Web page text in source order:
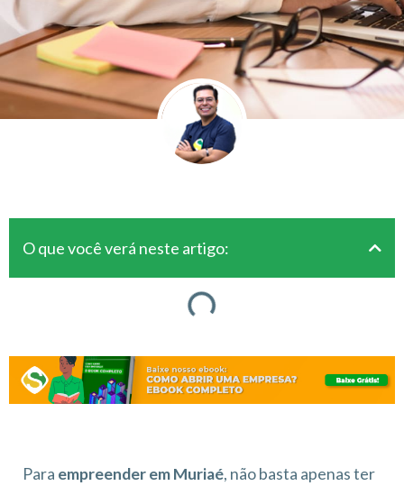
O que você verá neste artigo:
Para empreender em Muriaé, não basta apenas ter